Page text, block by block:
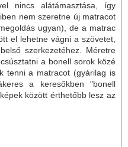
nincs alátámasztása, így
nem szeretne új matracot
ugyan), de a matrac
el lehetne vágni a szövetet,
szerkezetéhez. Méretre
a bonell sorok közé
tenni a matracot (gyárilag is
a keresőkben "bonell
között érthetőbb lesz az